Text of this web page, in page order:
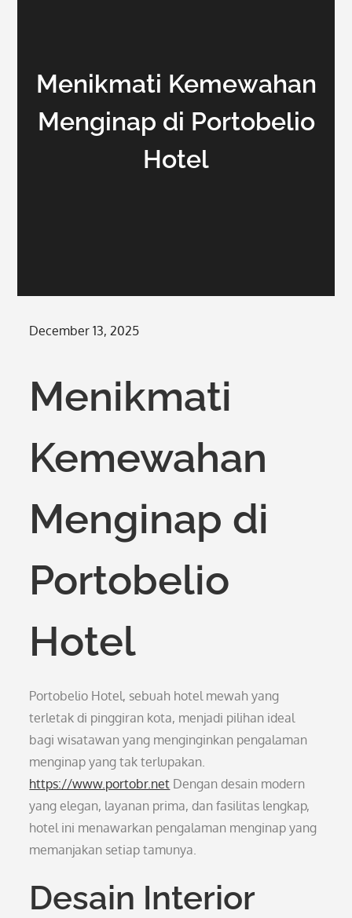
Menikmati Kemewahan
Menginap di Portobelio
Hotel
Posted
December 13, 2025
Menikmati
Kemewahan
Menginap di
Portobelio
Hotel
Portobelio Hotel, sebuah hotel mewah yang
terletak di pinggiran kota, menjadi pilihan ideal
bagi wisatawan yang menginginkan pengalaman
menginap yang tak terlupakan.
https://www.portobr.net Dengan desain modern
yang elegan, layanan prima, dan fasilitas lengkap,
hotel ini menawarkan pengalaman menginap yang
memanjakan setiap tamunya.
Desain Interior